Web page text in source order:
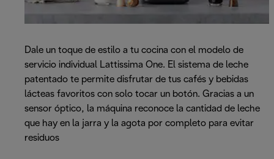
Dale un toque de estilo a tu cocina con el modelo de
servicio individual Lattissima One. El sistema de leche
patentado te permite disfrutar de tus cafés y bebidas
lácteas favoritos con solo tocar un botón. Gracias a un
sensor óptico, la máquina reconoce la cantidad de leche
que hay en la jarra y la agota por completo para evitar
residuos